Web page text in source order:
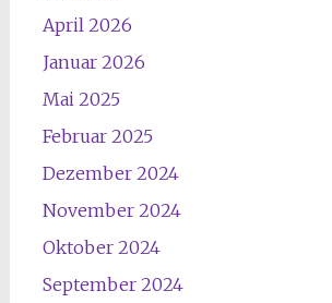
April 2026
Januar 2026
Mai 2025
Februar 2025
Dezember 2024
November 2024
Oktober 2024
September 2024